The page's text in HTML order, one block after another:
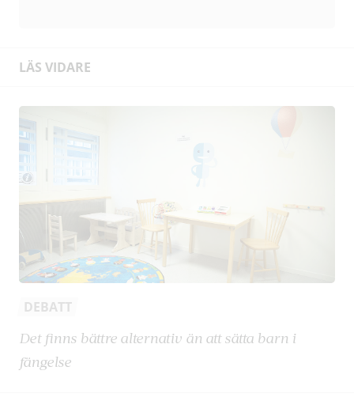
LÄS VIDARE
DEBATT
Det finns bättre alternativ än att sätta barn i
fängelse